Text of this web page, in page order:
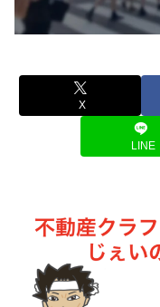
X
LINE